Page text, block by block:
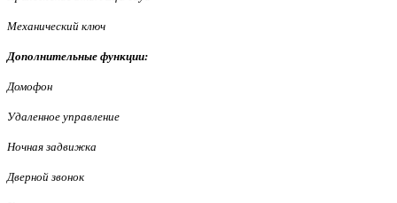
Механический ключ
Дополнительные функции:
Домофон
Удаленное управление
Ночная задвижка
Дверной звонок